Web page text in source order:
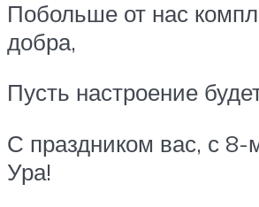
Побольше от нас
добра,
Пусть настроение
С праздником вас, с
Ура!